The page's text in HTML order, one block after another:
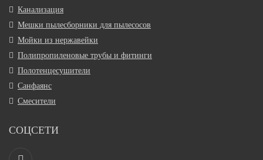
Канализация
Мешки пылесборники для пылесосов
Мойки из нержавейки
Полипропиленовые трубы и фитинги
Полотенцесушители
Санфаянс
Смесители
СОЦСЕТИ